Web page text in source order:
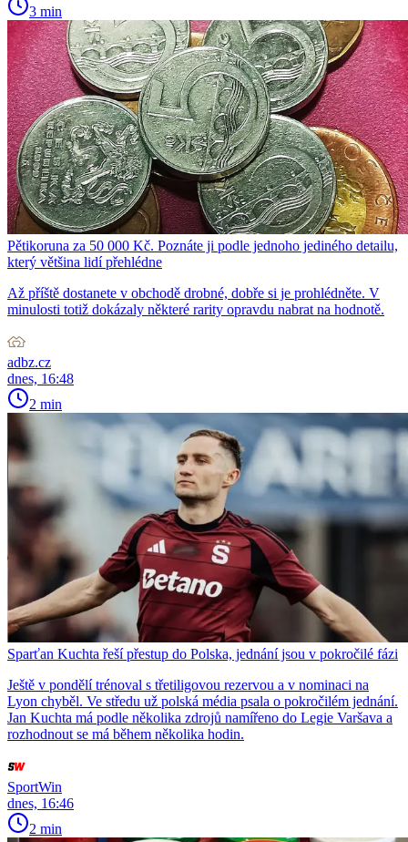
3 min
Pětikoruna za 50 000 Kč. Poznáte ji podle jednoho jediného detailu,
který většina lidí přehlédne
Až příště dostanete v obchodě drobné, dobře si je prohlédněte. V
minulosti totiž dokázaly některé rarity opravdu nabrat na hodnotě.
adbz.cz
dnes, 16:48
2 min
Sparťan Kuchta řeší přestup do Polska, jednání jsou v pokročilé fázi
Ještě v pondělí trénoval s třetiligovou rezervou a v nominaci na
Lyon chyběl. Ve středu už polská média psala o pokročilém jednání.
Jan Kuchta má podle několika zdrojů namířeno do Legie Varšava a
rozhodnout se má během několika hodin.
SportWin
dnes, 16:46
2 min